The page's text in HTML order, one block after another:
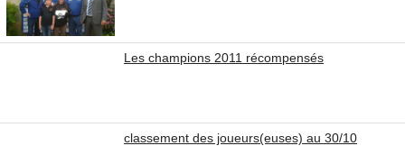
Les champions 2011 récompensés
classement des joueurs(euses) au 30/10